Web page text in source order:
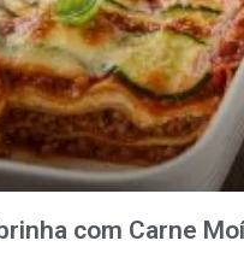
com Carne